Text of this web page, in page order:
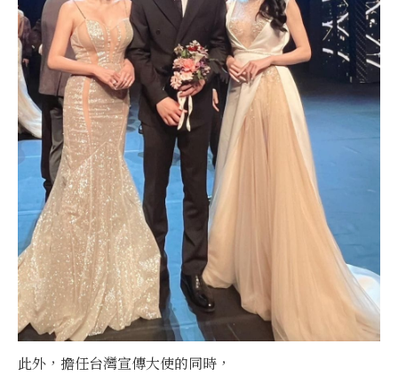
此外，擔任台灣宣傳大使的同時，